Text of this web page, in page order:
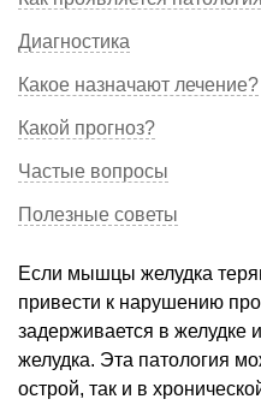
Диагностика
Какое назначают лечение?
Какой прогноз?
Частые вопросы
Полезные советы
Если мышцы желудка
привести к нарушению
задерживается в желудке
желудка. Эта патология
острой, так и в